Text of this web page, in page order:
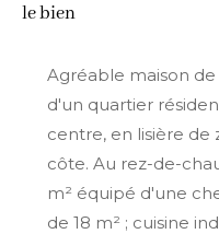
le bien
Agréable maison
d'un quartier
centre, en lisière de
côte. Au rez-de-
m² équipé d'une
de 18 m² ; cuisine